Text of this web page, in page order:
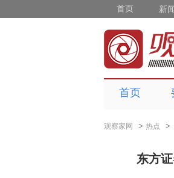
首页 新闻
首页
观察家网 > 热点 >
东方